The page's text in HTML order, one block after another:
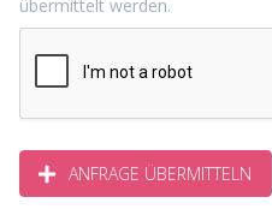
übermittelt werden.
ANFRAGE ÜBERMITTELN